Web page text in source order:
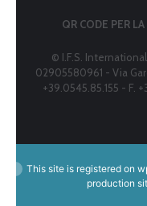
QR CODE PER
© I.F.S. International
02905580961 - Via
+39.0545.85.155 - F.
This site is registered on
production